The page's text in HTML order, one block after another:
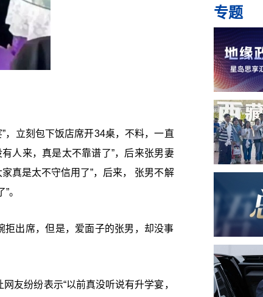
，立刻包下饭店席开34桌，不料，一直
人来，真是太不靠谱了”，后来张男妻
真是太不守信用了”，后来， 张男不解
。
拒出席，但是，爱面子的张男，却没事
友纷纷表示“以前真没听说有升学宴，
专题